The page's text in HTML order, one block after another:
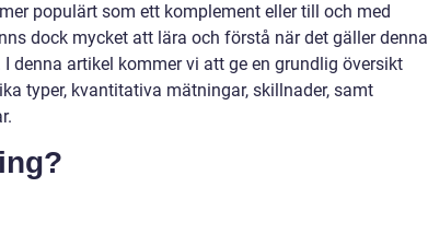
populärt som ett komplement eller till och med
dock mycket att lära och förstå när det gäller denna
denna artikel kommer vi att ge en grundlig översikt
typer, kvantitativa mätningar, skillnader, samt